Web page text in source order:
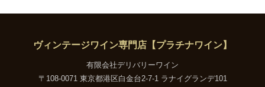
ヴィンテージワイン専門店【プラチナワイン】
有限会社デリバリーワイン
〒108-0071 東京都港区白金台2-7-1 ラナイグランデ101